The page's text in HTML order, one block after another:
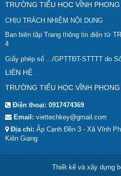
TRƯỜNG TIỂU HỌC VĨNH
CHỊU TRÁCH NHIỆM NỘI DUNG
Ban biên tập Trang thông tin điện tử
4
Giấy phép số .../GPTTĐT-STTTT do
LIÊN HỆ
TRƯỜNG TIỂU HỌC VĨNH
Điện thoại:0917474369
Email:viettechkey@gmail.com
Địa chỉ:Ấp Cạnh Đền 3 - Xã Vĩnh
Kiên Giang
Thiết kế và xây dựng